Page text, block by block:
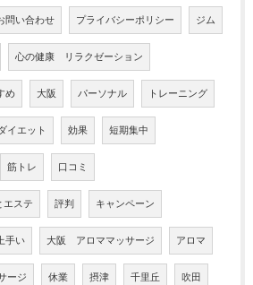
問い合わせ プライバシーポリシー ジム
心の健康 リラクゼーション
め 大阪 パーソナル トレーニング
イエット 効果 短期集中
筋トレ 口コミ
エステ 評判 キャンペーン
上手い 大阪 アロママッサージ アロマ
ージ 休業 摂津 千里丘 吹田